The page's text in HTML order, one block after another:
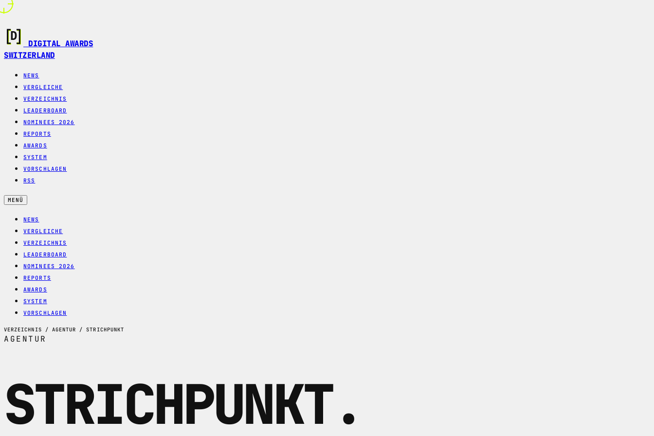
DIGITAL AWARDS
SWITZERLAND
NEWS
VERGLEICHE
VERZEICHNIS
LEADERBOARD
NOMINEES 2026
REPORTS
AWARDS
SYSTEM
VORSCHLAGEN
RSS
MENÜ
NEWS
VERGLEICHE
VERZEICHNIS
LEADERBOARD
NOMINEES 2026
REPORTS
AWARDS
SYSTEM
VORSCHLAGEN
VERZEICHNIS / AGENTUR / STRICHPUNKT
AGENTUR
STRICHPUNKT.